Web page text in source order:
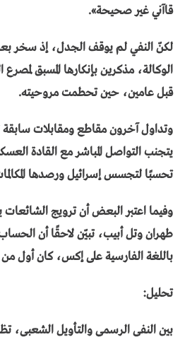
قاآني غير صحيحة».
لكنّ النفي لم يوقف الجدل، إذ سخر
الوكالة، مذكرين بإنكارها المسبق لمصرع
قبل عامين، حين تحطمت مروحيته.
وتداول آخرون مقاطع ومقابلات سابقة
يتجنب التواصل المباشر مع القادة
تحسبًا لتجسس إسرائيل ورصدها
وفيما اعتبر البعض أن ترويج
طهران وتل أبيب، تبيّن لاحقًا أن الحساب
باللغة الفارسية على إكس، كان أول من
تحليل:
بين النفي الرسمي والتأويل الشعبي،